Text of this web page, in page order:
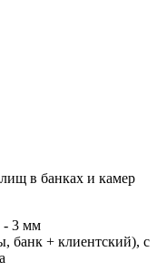
в банках и камер
- 3 мм
банк + клиентский), с